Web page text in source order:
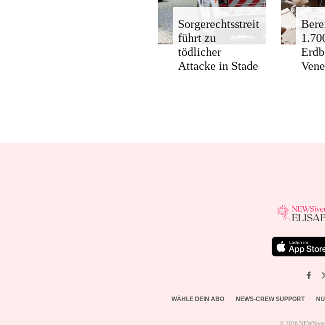
Sorgerechtsstreit
führt zu
tödlicher
Attacke in Stade
WÄHLE DEIN ABO NEWS-CREW SUPPORT
© 2026